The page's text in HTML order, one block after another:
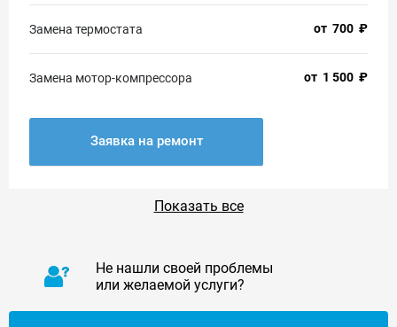
Замена термостата от 700 ₽
Замена мотор-компрессора от 1 500 ₽
Заявка на ремонт
Показать все
Не нашли своей проблемы
или желаемой услуги?